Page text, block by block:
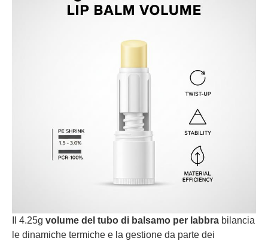
Il 4.25g volume del tubo di balsamo per labbra bilancia
le dinamiche termiche e la gestione da parte dei